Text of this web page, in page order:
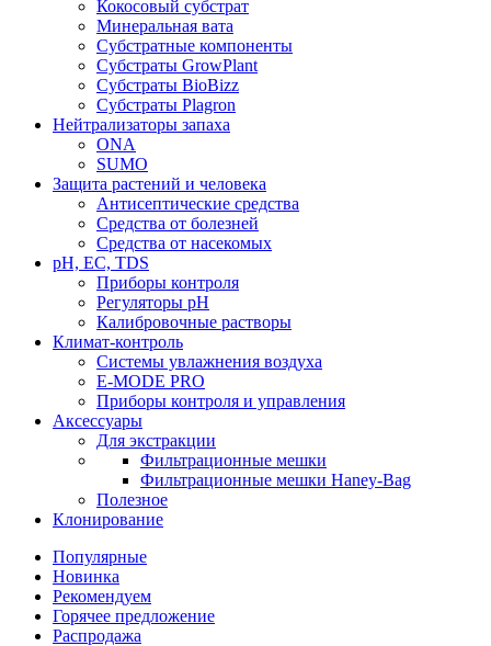
Кокосовый субстрат
Минеральная вата
Субстратные компоненты
Субстраты GrowPlant
Субстраты BioBizz
Субстраты Plagron
Нейтрализаторы запаха
ONA
SUMO
Защита растений и человека
Антисептические средства
Средства от болезней
Средства от насекомых
pH, EC, TDS
Приборы контроля
Регуляторы pH
Калибровочные растворы
Климат-контроль
Системы увлажнения воздуха
E-MODE PRO
Приборы контроля и управления
Аксессуары
Для экстракции
Фильтрационные мешки
Фильтрационные мешки Haney-Bag
Полезное
Клонирование
Популярные
Новинка
Рекомендуем
Горячее предложение
Распродажа